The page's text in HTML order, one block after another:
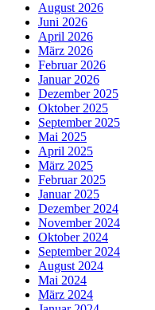
August 2026
Juni 2026
April 2026
März 2026
Februar 2026
Januar 2026
Dezember 2025
Oktober 2025
September 2025
Mai 2025
April 2025
März 2025
Februar 2025
Januar 2025
Dezember 2024
November 2024
Oktober 2024
September 2024
August 2024
Mai 2024
März 2024